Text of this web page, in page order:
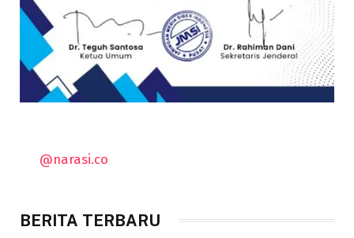
@narasi.co
BERITA TERBARU